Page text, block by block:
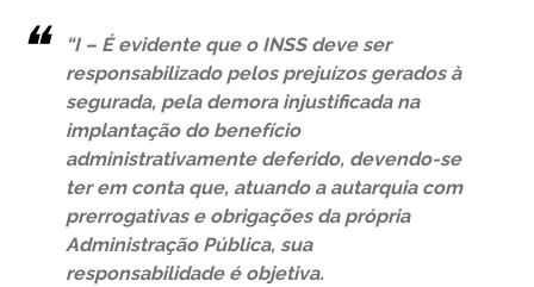
“I – É evidente que o INSS deve ser
responsabilizado pelos prejuízos gerados à
segurada, pela demora injustificada na
implantação do benefício
administrativamente deferido, devendo-se
ter em conta que, atuando a autarquia com
prerrogativas e obrigações da própria
Administração Pública, sua
responsabilidade é objetiva.